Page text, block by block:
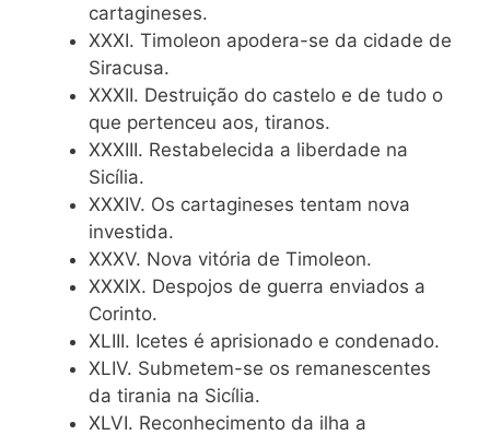
cartagineses.
XXXI. Timoleon apodera-se da cidade de
Siracusa.
XXXII. Destruição do castelo e de tudo o
que pertenceu aos, tiranos.
XXXIII. Restabelecida a liberdade na
Sicília.
XXXIV. Os cartagineses tentam nova
investida.
XXXV. Nova vitória de Timoleon.
XXXIX. Despojos de guerra enviados a
Corinto.
XLIII. Icetes é aprisionado e condenado.
XLIV. Submetem-se os remanescentes
da tirania na Sicília.
XLVI. Reconhecimento da ilha a